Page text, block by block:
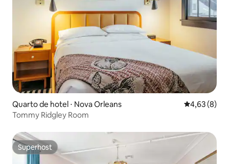
Quarto de hotel ⋅ Nova Orleans 4,63 de uma
4,63 (8)
Tommy Ridgley Room
Superhost
Superhost